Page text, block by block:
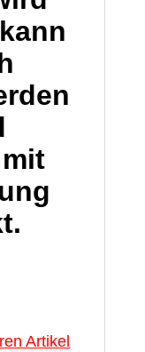
Artikel